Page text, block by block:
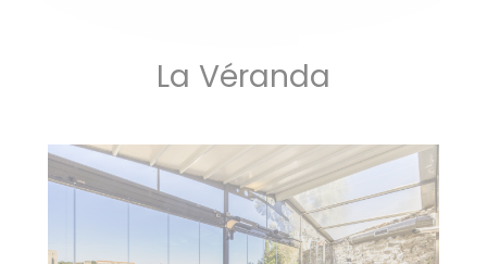
La Véranda